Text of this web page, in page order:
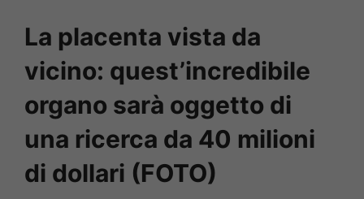
La placenta vista da
vicino: quest’incredibile
organo sarà oggetto di
una ricerca da 40 milioni
di dollari (FOTO)